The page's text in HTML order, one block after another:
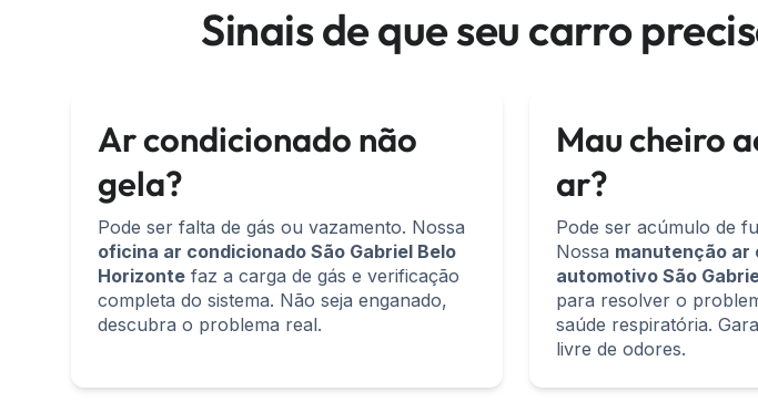
Sinais de que seu carro
Ar condicionado não
gela?
Pode ser falta de gás ou vazamento. Nossa
oficina ar condicionado São Gabriel Belo
Horizonte faz a carga de gás e verificação
completa do sistema. Não seja enganado,
descubra o problema real.
Mau cheiro
ar?
Pode ser acúmulo de
Nossa manutenção ar
automotivo São
para resolver o
saúde respiratória.
livre de odores.